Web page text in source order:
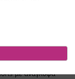
ΣΤΟ
ΚΑΛΑΘΙ
με ανάγλυφα